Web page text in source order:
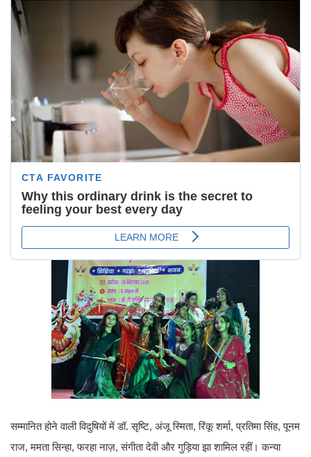
सम्मानित होने वाली विदुषियों में डॉ. सृष्टि, अंजू स्मिता, रिंकू शर्मा, प्रतिमा सिंह, पूनम
राज, ममता सिन्हा, फरहा नाज़, संगीता देवी और गुड़िया झा शामिल रहीं। कन्या